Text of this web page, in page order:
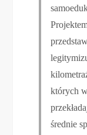
których
średnie